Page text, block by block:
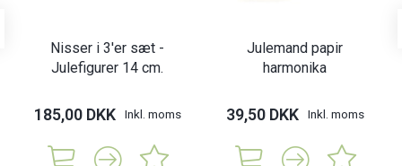
Nisser i 3'er sæt -
Julefigurer 14 cm.
185,00 DKK Inkl. moms
Julemand papir
harmonika
39,50 DKK Inkl. moms